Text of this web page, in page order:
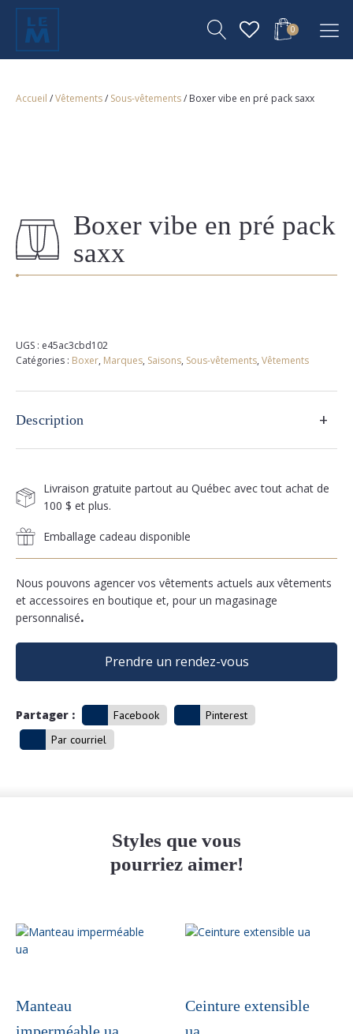
0
Accueil /Vêtements/ Sous-vêtements/ Boxer vibe en pré pack saxx
Boxer vibe en pré pack
saxx
UGS : e45ac3cbd102
Catégories : Boxer, Marques, Saisons, Sous-vêtements, Vêtements
Description +
Livraison gratuite partout au Québec avec tout achat de
100 $ et plus.
Emballage cadeau disponible
Nous pouvons agencer vos vêtements actuels aux vêtements
et accessoires en boutique et, pour un magasinage
personnalisé.
Prendre un rendez-vous
Partager : Facebook
Pinterest
Par courriel
Styles que vous
pourriez aimer!
Manteau
Ceinture extensible